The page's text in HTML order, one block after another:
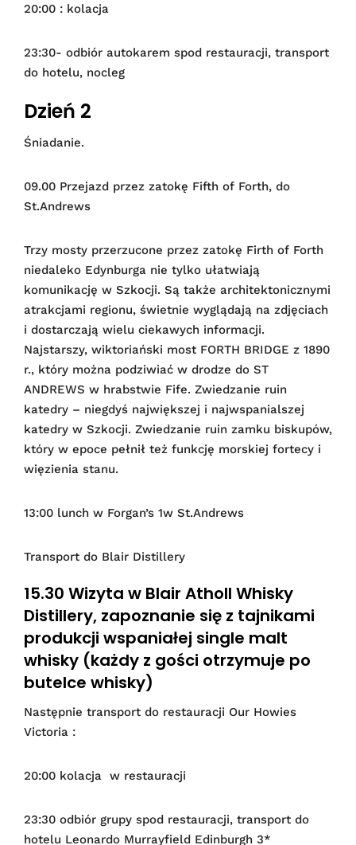
20:00 : kolacja
23:30- odbiór autokarem spod restauracji, transport
do hotelu, nocleg
Dzień 2
Śniadanie.
09.00 Przejazd przez zatokę Fifth of Forth, do
St.Andrews
Trzy mosty przerzucone przez zatokę Firth of Forth
niedaleko Edynburga nie tylko ułatwiają
komunikację w Szkocji. Są także architektonicznymi
atrakcjami regionu, świetnie wyglądają na zdjęciach
i dostarczają wielu ciekawych informacji.
Najstarszy, wiktoriański most FORTH BRIDGE z 1890
r., który można podziwiać w drodze do ST
ANDREWS w hrabstwie Fife. Zwiedzanie ruin
katedry – niegdyś największej i najwspanialszej
katedry w Szkocji. Zwiedzanie ruin zamku biskupów,
który w epoce pełnił też funkcję morskiej fortecy i
więzienia stanu.
13:00 lunch w Forgan’s 1w St.Andrews
Transport do Blair Distillery
15.30 Wizyta w Blair Atholl Whisky
Distillery, zapoznanie się z tajnikami
produkcji wspaniałej single malt
whisky (każdy z gości otrzymuje po
butelce whisky)
Następnie transport do restauracji Our Howies
Victoria :
20:00 kolacja w restauracji
23:30 odbiór grupy spod restauracji, transport do
hotelu Leonardo Murrayfield Edinburgh 3*